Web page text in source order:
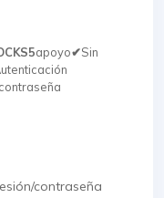
apoyo✔Sin
contraseña